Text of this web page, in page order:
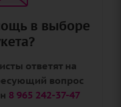
в выборе
ответят на
вопрос
8 965 242-37-47